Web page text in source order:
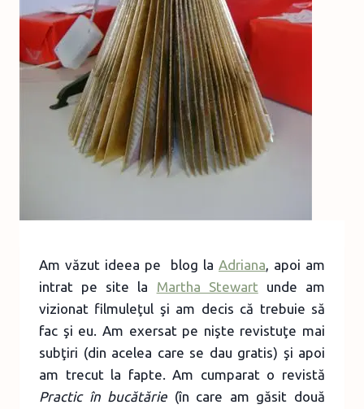
Am văzut ideea pe blog la Adriana, apoi am
intrat pe site la Martha Stewart unde am
vizionat filmuleţul şi am decis că trebuie să
fac şi eu. Am exersat pe nişte revistuţe mai
subţiri (din acelea care se dau gratis) şi apoi
am trecut la fapte. Am cumparat o revistă
Practic în bucătărie (în care am găsit două